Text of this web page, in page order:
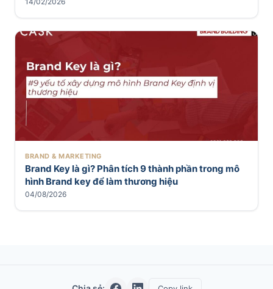
BRAND & MARKETING
Brand Key là gì? Phân tích 9 thành phần trong mô
hình Brand key để làm thương hiệu
04/08/2026